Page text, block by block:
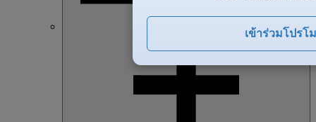
เข้าร่วมโปรโ